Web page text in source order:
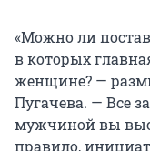
«Можно ли
в которых
женщине? —
Пугачева. — Все
мужчиной вы
правило,